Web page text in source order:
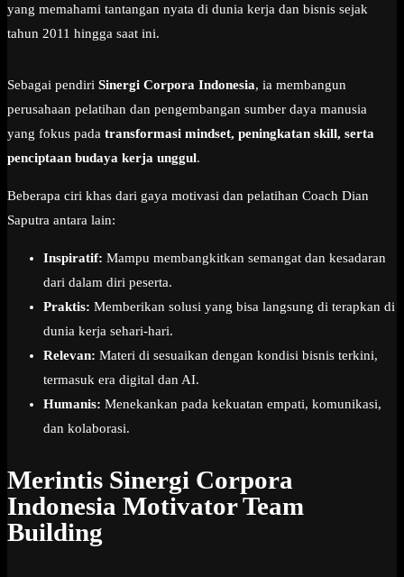
yang memahami tantangan nyata di dunia kerja dan bisnis sejak
tahun 2011 hingga saat ini.
Sebagai pendiri Sinergi Corpora Indonesia, ia membangun
perusahaan pelatihan dan pengembangan sumber daya manusia
yang fokus pada transformasi mindset, peningkatan skill, serta
penciptaan budaya kerja unggul.
Beberapa ciri khas dari gaya motivasi dan pelatihan Coach Dian
Saputra antara lain:
Inspiratif: Mampu membangkitkan semangat dan kesadaran
dari dalam diri peserta.
Praktis: Memberikan solusi yang bisa langsung di terapkan di
dunia kerja sehari-hari.
Relevan: Materi di sesuaikan dengan kondisi bisnis terkini,
termasuk era digital dan AI.
Humanis: Menekankan pada kekuatan empati, komunikasi,
dan kolaborasi.
Merintis Sinergi Corpora
Indonesia Motivator Team
Building